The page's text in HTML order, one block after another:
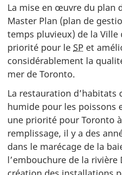
La mise en œuvre du plan
Master Plan (plan de
temps pluvieux) de la Ville
priorité pour le SP et
considérablement la
mer de Toronto.
La restauration d’habitats
humide pour les poissons
une priorité pour Toronto
remplissage, il y a des
dans le marécage de la
l’embouchure de la rivière